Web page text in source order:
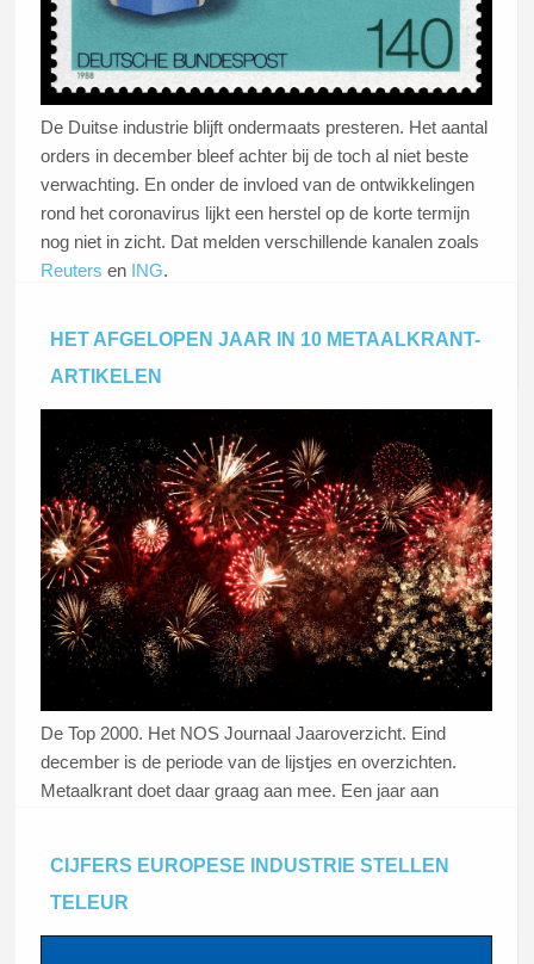
De Duitse industrie blijft ondermaats presteren. Het aantal
orders in december bleef achter bij de toch al niet beste
verwachting. En onder de invloed van de ontwikkelingen
rond het coronavirus lijkt een herstel op de korte termijn
nog niet in zicht. Dat melden verschillende kanalen zoals
Reuters en ING.
HET AFGELOPEN JAAR IN 10 METAALKRANT-
ARTIKELEN
De Top 2000. Het NOS Journaal Jaaroverzicht. Eind
december is de periode van de lijstjes en overzichten.
Metaalkrant doet daar graag aan mee. Een jaar aan
plezier presenteren we u: deMetaalkrant Top 10.
CIJFERS EUROPESE INDUSTRIE STELLEN
TELEUR